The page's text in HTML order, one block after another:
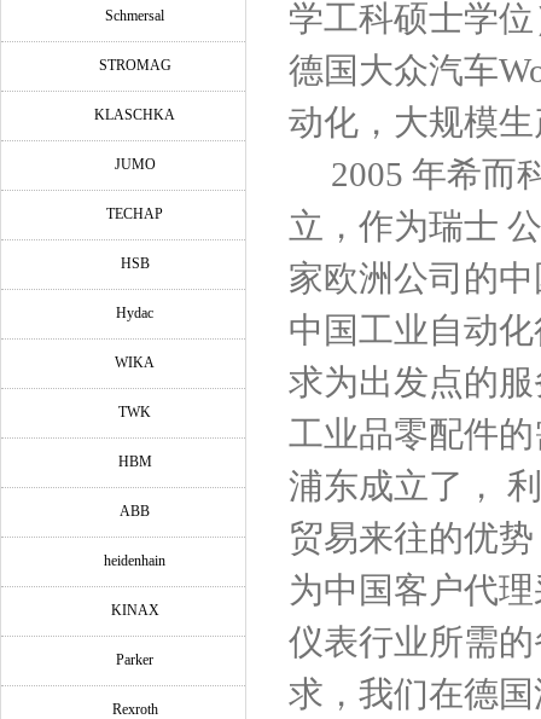
Schmersal
STROMAG
KLASCHKA
JUMO
TECHAP
HSB
Hydac
WIKA
TWK
HBM
ABB
heidenhain
KINAX
Parker
Rexroth
学工科硕士学
德国大众汽车
动化，大规模
2005 年希而
立，作为瑞士
家欧洲公司的
中国工业自动
求为出发点的
工业品零配件
浦东成立了，
贸易来往的优
为中国客户代
仪表行业所需
求，我们在德